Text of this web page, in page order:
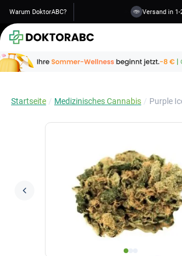
Warum DoktorABC? Versand in 1-
Startseite Medizinisches Cannabis Purple